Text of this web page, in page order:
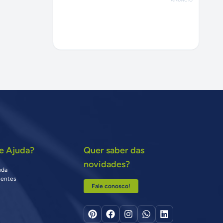
Ajuda?
Quer saber das
novidades?
Fale conosco!